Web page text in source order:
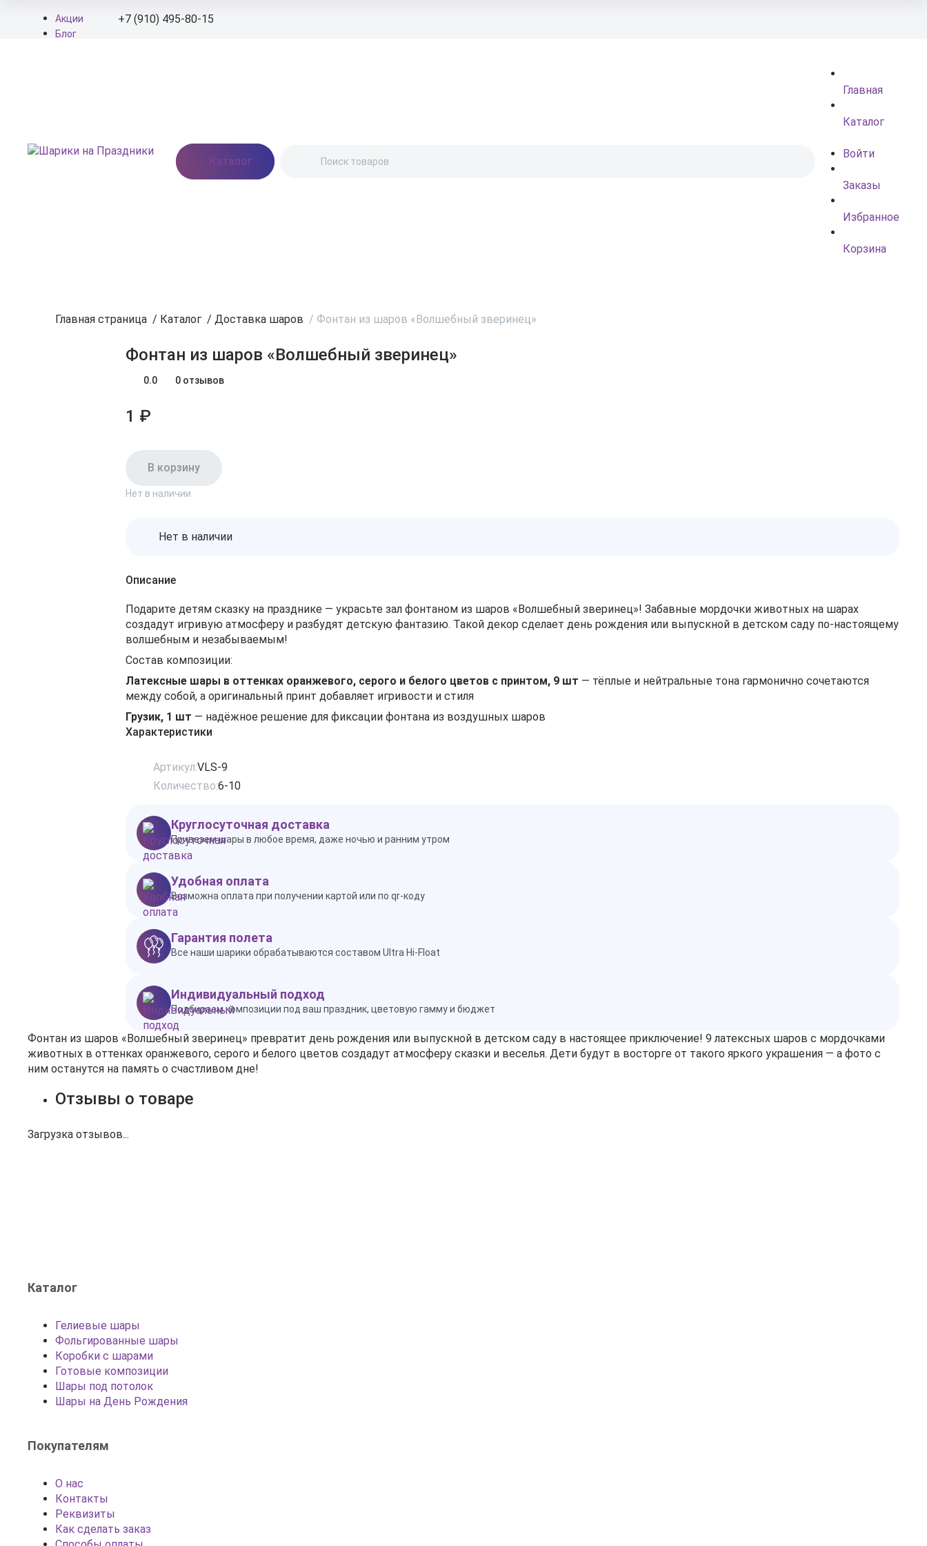
Акции
Блог
+7 (910) 495-80-15
Москва, Востряковское
шоссе, дом 7, стр. 3
Каталог
Главная
Каталог
Войти
Заказы
Избранное
Корзина
Главная страница / Каталог / Доставка шаров / Фонтан из шаров «Волшебный зверинец»
Фонтан из шаров «Волшебный зверинец»
0.0 0 отзывов
1 ₽
В корзину
Нет в наличии
Нет в наличии
Описание
Подарите детям сказку на празднике — украсьте зал фонтаном из шаров «Волшебный зверинец»! Забавные мордочки животных на шарах
создадут игривую атмосферу и разбудят детскую фантазию. Такой декор сделает день рождения или выпускной в детском саду по‑настоящему
волшебным и незабываемым!
Состав композиции:
Латексные шары в оттенках оранжевого, серого и белого цветов с принтом, 9 шт — тёплые и нейтральные тона гармонично сочетаются
между собой, а оригинальный принт добавляет игривости и стиля
Грузик, 1 шт — надёжное решение для фиксации фонтана из воздушных шаров
Характеристики
Артикул:VLS-9
Количество:6-10
Круглосуточная доставка
Привезем шары в любое время, даже ночью и ранним утром
Удобная оплата
Возможна оплата при получении картой или по qr-коду
Гарантия полета
Все наши шарики обрабатываются составом Ultra Hi-Float
Индивидуальный подход
Подбираем композиции под ваш праздник, цветовую гамму и бюджет
Фонтан из шаров «Волшебный зверинец» превратит день рождения или выпускной в детском саду в настоящее приключение! 9 латексных шаров с мордочками
животных в оттенках оранжевого, серого и белого цветов создадут атмосферу сказки и веселья. Дети будут в восторге от такого яркого украшения — а фото с
ним останутся на память о счастливом дне!
Отзывы о товаре
Загрузка отзывов...
Каталог
Гелиевые шары
Фольгированные шары
Коробки с шарами
Готовые композиции
Шары под потолок
Шары на День Рождения
Покупателям
О нас
Контакты
Реквизиты
Как сделать заказ